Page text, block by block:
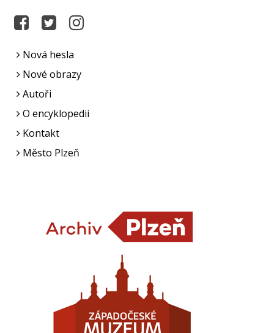
Nová hesla
Nové obrazy
Autoři
O encyklopedii
Kontakt
Město Plzeň